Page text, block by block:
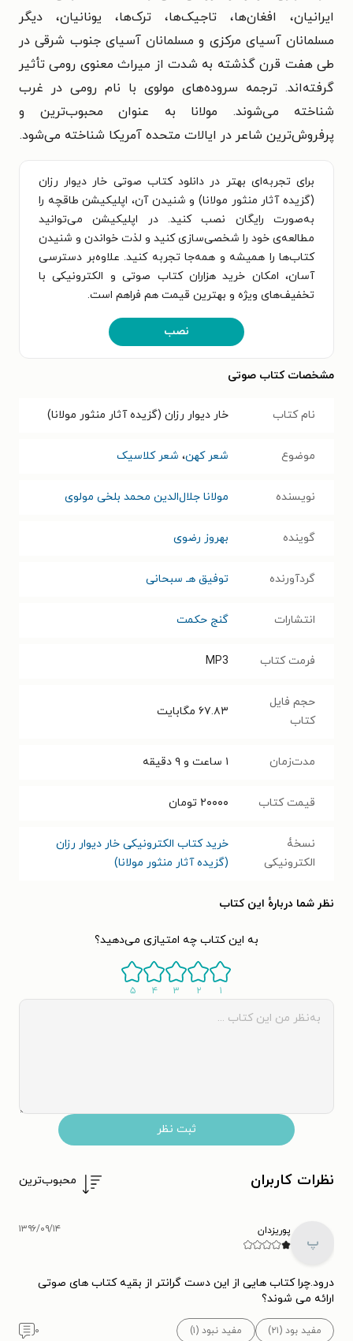
ایرانیان، افغان‌ها، تاجیک‌ها، ترک‌ها، یونانیان، دیگر
مسلمانان آسیای مرکزی و مسلمانان آسیای جنوب شرقی در
طی هفت قرن گذشته به شدت از میراث معنوی رومی تأثیر
گرفته‌اند. ترجمه سروده‌های مولوی با نام رومی در غرب
شناخته می‌شوند. مولانا به عنوان محبوب‌ترین و
پرفروش‌ترین شاعر در ایالات متحده آمریکا شناخته می‌شود.
برای تجربه‌ای بهتر در دانلود کتاب صوتی خار دیوار رزان
(گزیده آثار منثور مولانا) و شنیدن آن، اپلیکیشن طاقچه را
به‌صورت رایگان نصب کنید. در اپلیکیشن می‌توانید
مطالعه‌ی خود را شخصی‌سازی کنید و لذت خواندن و شنیدن
کتاب‌ها را همیشه و همه‌جا تجربه کنید. علاوه‌بر دسترسی
آسان، امکان خرید هزاران کتاب صوتی و الکترونیکی با
تخفیف‌های ویژه و بهترین قیمت هم فراهم است.
نصب
مشخصات کتاب صوتی
نام کتاب خار دیوار رزان (گزیده آثار منثور مولانا)
موضوع شعر کهن، شعر کلاسیک
نویسنده مولانا جلال‌الدین محمد بلخی مولوی
گوینده بهروز رضوی
گردآورنده توفیق هـ سبحانی
انتشارات گنج حکمت
فرمت کتاب MP3
حجم فایل
کتاب
۶۷.۸۳ مگابایت
مدت‌زمان ۱ ساعت و ۹ دقیقه
قیمت کتاب ۲۰۰۰۰ تومان
نسخۀ
الکترونیکی
خرید کتاب الکترونیکی خار دیوار رزان
(گزیده آثار منثور مولانا)
نظر شما دربارهٔ این کتاب
به این کتاب چه امتیازی می‌دهید؟
۱ ۲ ۳ ۴ ۵
ثبت نظر
نظرات کاربران محبوب‌ترین
پ
پوریزدان ۱۳۹۶/۰۹/۱۴
درود.چرا کتاب هایی از این دست گرانتر از بقیه کتاب های صوتی
ارائه می شوند؟
مفید بود (۲۱) مفید نبود (۱) ۰